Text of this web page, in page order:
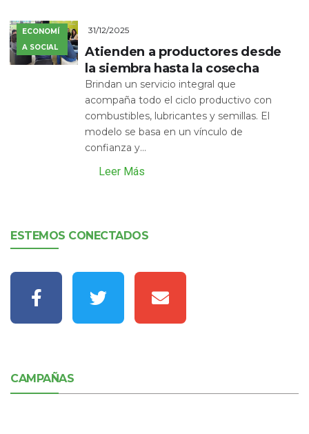
ECONOMÍ
A SOCIAL
31/12/2025
Atienden a productores desde
la siembra hasta la cosecha
Brindan un servicio integral que
acompaña todo el ciclo productivo con
combustibles, lubricantes y semillas. El
modelo se basa en un vínculo de
confianza y...
Leer Más
ESTEMOS CONECTADOS
CAMPAÑAS